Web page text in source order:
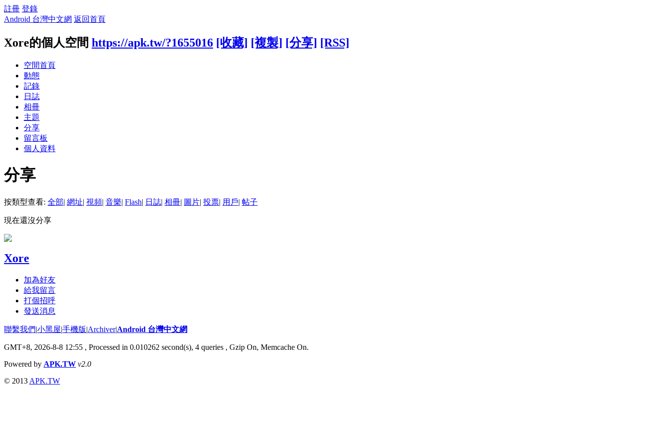
註冊 登錄
Android 台灣中文網 返回首頁
Xore的個人空間 https://apk.tw/?1655016 [收藏] [複製] [分享] [RSS]
空間首頁
動態
記錄
日誌
相冊
主題
分享
留言板
個人資料
分享
按類型查看: 全部| 網址| 視頻| 音樂| Flash| 日誌| 相冊| 圖片| 投票| 用戶| 帖子
現在還沒分享
Xore
加為好友
給我留言
打個招呼
發送消息
聯繫我們|小黑屋|手機版|Archiver|Android 台灣中文網
GMT+8, 2026-8-8 12:55 , Processed in 0.010262 second(s), 4 queries , Gzip On, Memcache On.
Powered by APK.TW v2.0
© 2013 APK.TW